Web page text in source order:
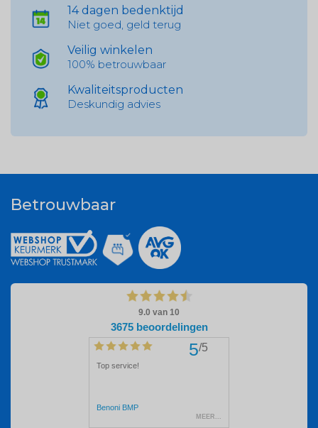
14 dagen bedenktijd
Niet goed, geld terug
Veilig winkelen
100% betrouwbaar
Kwaliteitsproducten
Deskundig advies
Betrouwbaar